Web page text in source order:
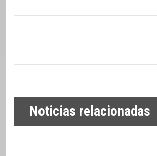
Noticias relacionadas